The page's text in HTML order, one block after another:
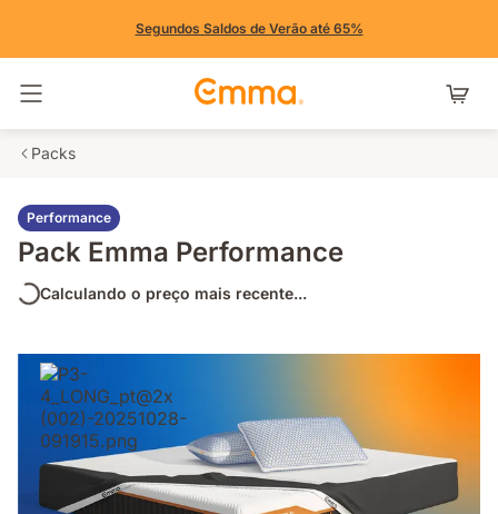
Segundos Saldos de Verão até 65%
Packs
Performance
Pack Emma Performance
Calculando o preço mais recente...